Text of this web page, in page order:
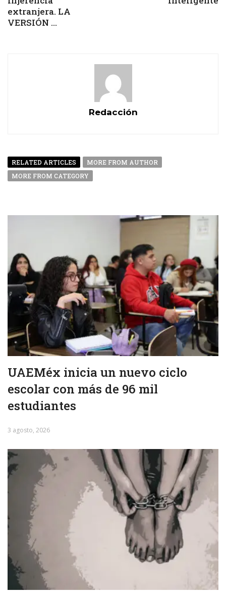
extranjera. LA
VERSIÓN ...
Redacción
RELATED ARTICLES
MORE FROM AUTHOR
MORE FROM CATEGORY
UAEMéx inicia un nuevo ciclo
escolar con más de 96 mil
estudiantes
3 agosto, 2026